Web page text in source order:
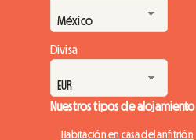
Divisa
Nuestros tipos de alojamiento
Habitación en casa del anfitrión